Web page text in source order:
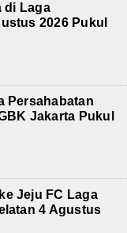
di Laga
2026 Pukul
Persahabatan
Jakarta Pukul
Jeju FC Laga
4 Agustus